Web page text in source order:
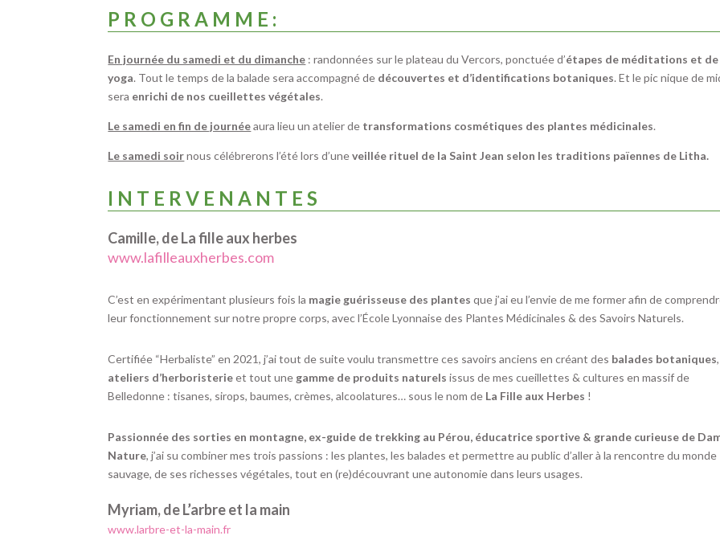
P R O G R A M M E :
En journée du samedi et du dimanche : randonnées sur le plateau du Vercors, ponctuée d’étapes de méditations et de
yoga. Tout le temps de la balade sera accompagné de découvertes et d’identifications botaniques. Et le pic nique de
sera enrichi de nos cueillettes végétales.
Le samedi en fin de journéeaura lieu un atelier de transformations cosmétiques des plantes médicinales.
Le samedi soirnous célébrerons l’été lors d’uneveillée rituel de la Saint Jean selon les traditions païennes de Litha.
I N T E R V E N A N T E S
Camille, de La fille aux herbes
www.lafilleauxherbes.com
C’est en expérimentant plusieurs fois la magie guérisseuse des plantes que j’ai eu l’envie de me former afin de
leur fonctionnement sur notre propre corps, avec l’École Lyonnaise des Plantes Médicinales & des Savoirs Naturels.
Certifiée “Herbaliste” en 2021, j’ai tout de suite voulu transmettre ces savoirs anciens en créant des balades botaniques
ateliers d’herboristerieet tout une gamme de produits naturels issus de mes cueillettes & cultures en massif de
Belledonne : tisanes, sirops, baumes, crèmes, alcoolatures… sous le nom de La Fille aux Herbes !
Passionnée des sorties en montagne, ex-guide de trekking au Pérou, éducatrice sportive & grande curieuse de
Nature, j’ai su combiner mes trois passions : les plantes, les balades et permettre au public d’aller à la rencontre du monde
sauvage, de ses richesses végétales, tout en (re)découvrant une autonomie dans leurs usages.
Myriam, de L’arbre et la main
www.larbre-et-la-main.fr